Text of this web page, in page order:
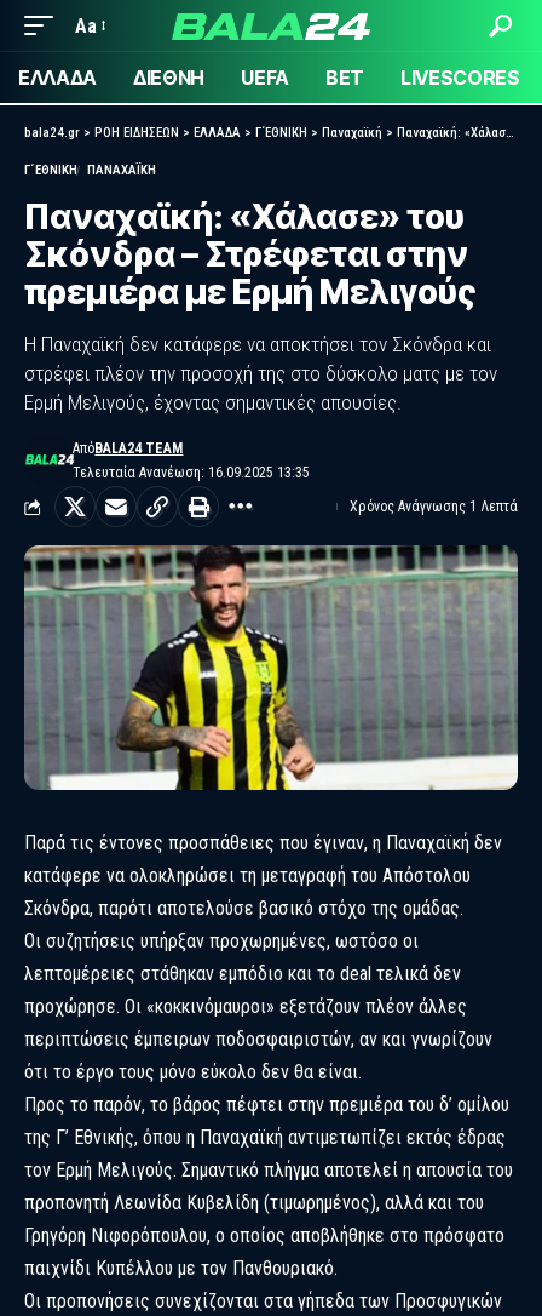
Aa
ΕΛΛΑΔΑ ΔΙΕΘΝΗ UEFA BET LIVESCORES
bala24.gr > ΡΟΗ ΕΙΔΗΣΕΩΝ > ΕΛΛΑΔΑ > Γ΄ΕΘΝΙΚΗ > Παναχαϊκή > Παναχαϊκή: «Χάλασε» του Σκόνδρα – Στρέφεται στην πρεμιέρα με Ερμή Μελιγούς
Γ΄ΕΘΝΙΚΗ ΠΑΝΑΧΑΪΚΉ
Παναχαϊκή: «Χάλασε» του
Σκόνδρα – Στρέφεται στην
πρεμιέρα με Ερμή Μελιγούς
Η Παναχαϊκή δεν κατάφερε να αποκτήσει τον Σκόνδρα και
στρέφει πλέον την προσοχή της στο δύσκολο ματς με τον
Ερμή Μελιγούς, έχοντας σημαντικές απουσίες.
Τελευταία Ανανέωση: 16.09.2025 13:35
ΑπόBALA24 TEAM
Χρόνος Ανάγνωσης 1 Λεπτά
Παρά τις έντονες προσπάθειες που έγιναν, η Παναχαϊκή δεν
κατάφερε να ολοκληρώσει τη μεταγραφή του Απόστολου
Σκόνδρα, παρότι αποτελούσε βασικό στόχο της ομάδας.
Οι συζητήσεις υπήρξαν προχωρημένες, ωστόσο οι
λεπτομέρειες στάθηκαν εμπόδιο και το deal τελικά δεν
προχώρησε. Οι «κοκκινόμαυροι» εξετάζουν πλέον άλλες
περιπτώσεις έμπειρων ποδοσφαιριστών, αν και γνωρίζουν
ότι το έργο τους μόνο εύκολο δεν θα είναι.
Προς το παρόν, το βάρος πέφτει στην πρεμιέρα του δ’ ομίλου
της Γ’ Εθνικής, όπου η Παναχαϊκή αντιμετωπίζει εκτός έδρας
τον Ερμή Μελιγούς. Σημαντικό πλήγμα αποτελεί η απουσία του
προπονητή Λεωνίδα Κυβελίδη (τιμωρημένος), αλλά και του
Γρηγόρη Νιφορόπουλου, ο οποίος αποβλήθηκε στο πρόσφατο
παιχνίδι Κυπέλλου με τον Πανθουριακό.
Οι προπονήσεις συνεχίζονται στα γήπεδα των Προσφυγικών